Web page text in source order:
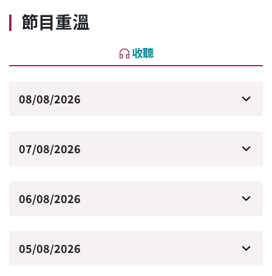
節目重溫
收聽
08/08/2026
07/08/2026
06/08/2026
05/08/2026